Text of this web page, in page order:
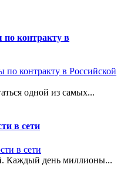
контракту в
одной из самых...
в сети
Каждый день миллионы...